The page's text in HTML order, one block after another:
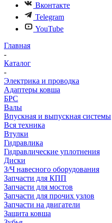
Вконтакте
Telegram
YouTube
Главная
-
Каталог
-
Электрика и проводка
Адаптеры ковша
БРС
Валы
Впускная и выпускная системы
Вся техника
Втулки
Гидравлика
Гидравлические уплотнения
Диски
З/Ч навесного оборудования
Запчасти для КПП
Запчасти для мостов
Запчасти для прочих узлов
Запчасти на двигатели
Защита ковша